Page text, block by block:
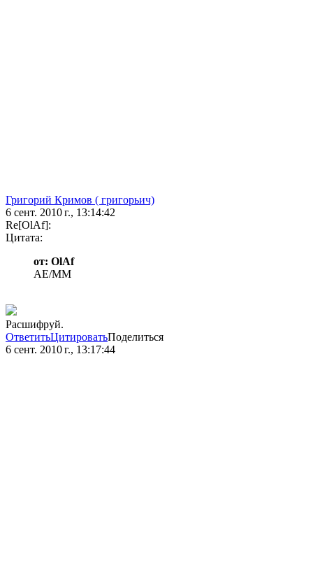
Григорий Кримов ( григорьич)
6 сент. 2010 г., 13:14:42
Re[OlAf]:
Цитата:
от: OlAf
AE/MM
Расшифруй.
ОтветитьЦитироватьПоделиться
6 сент. 2010 г., 13:17:44